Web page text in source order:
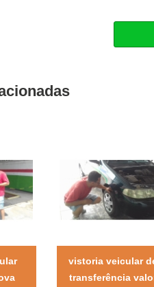
vistoria veicular
transferência